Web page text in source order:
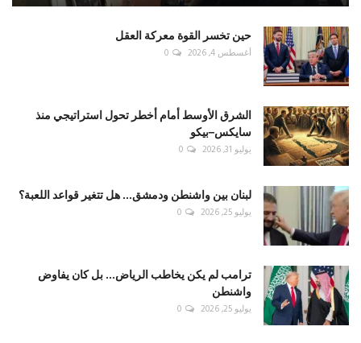
حين تخسر القوة معركة العقل
أغسطس 4, 2026 0
الشرق الأوسط أمام أخطر تحول استراتيجي منذ
سايكس–بيكو
يوليو 31, 2026 0
لبنان بين واشنطن ودمشق... هل تتغير قواعد اللعبة؟
يوليو 25, 2026 0
ترامب لم يكن يخاطب الرياض... بل كان يفاوض
واشنطن
يوليو 25, 2026 0